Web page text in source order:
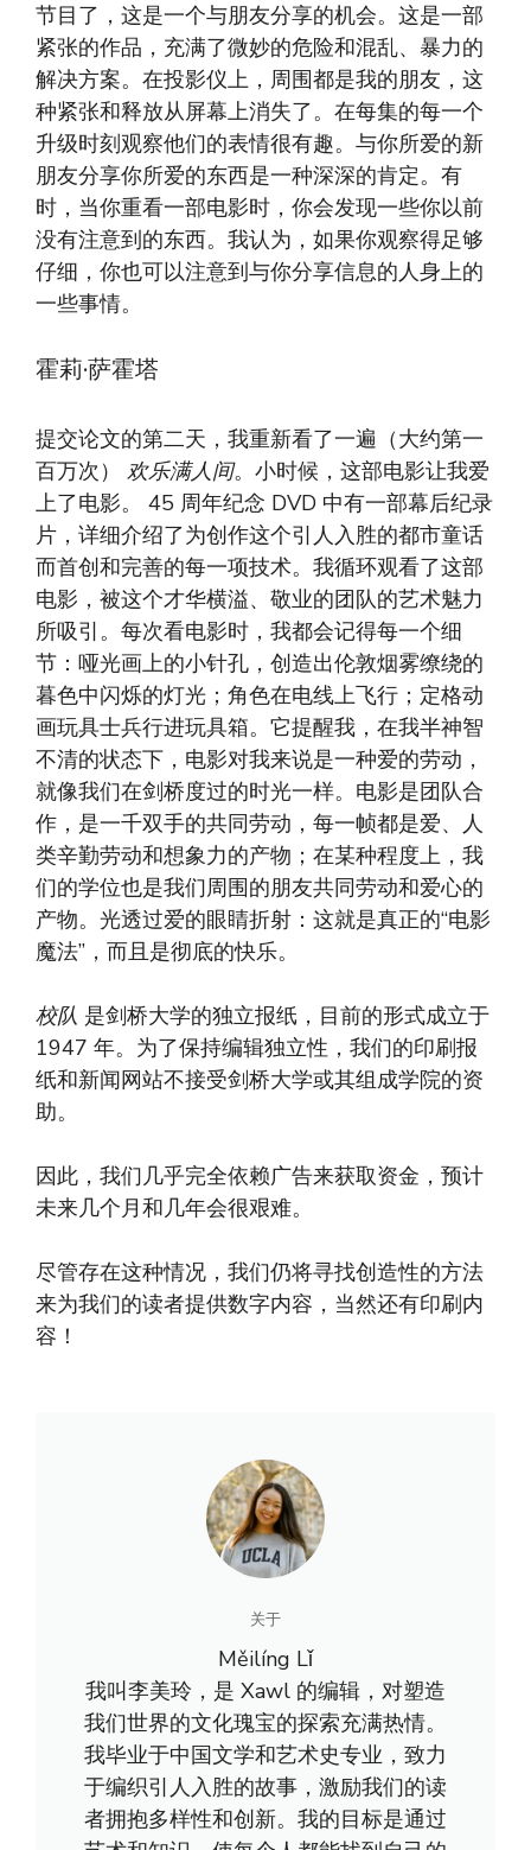
节目了，这是一个与朋友分享的机会。这是一部
紧张的作品，充满了微妙的危险和混乱、暴力的
解决方案。在投影仪上，周围都是我的朋友，这
种紧张和释放从屏幕上消失了。在每集的每一个
升级时刻观察他们的表情很有趣。与你所爱的新
朋友分享你所爱的东西是一种深深的肯定。有
时，当你重看一部电影时，你会发现一些你以前
没有注意到的东西。我认为，如果你观察得足够
仔细，你也可以注意到与你分享信息的人身上的
一些事情。
霍莉·萨霍塔
提交论文的第二天，我重新看了一遍（大约第一
百万次） 欢乐满人间。小时候，这部电影让我爱
上了电影。 45 周年纪念 DVD 中有一部幕后纪录
片，详细介绍了为创作这个引人入胜的都市童话
而首创和完善的每一项技术。我循环观看了这部
电影，被这个才华横溢、敬业的团队的艺术魅力
所吸引。每次看电影时，我都会记得每一个细
节：哑光画上的小针孔，创造出伦敦烟雾缭绕的
暮色中闪烁的灯光；角色在电线上飞行；定格动
画玩具士兵行进玩具箱。它提醒我，在我半神智
不清的状态下，电影对我来说是一种爱的劳动，
就像我们在剑桥度过的时光一样。电影是团队合
作，是一千双手的共同劳动，每一帧都是爱、人
类辛勤劳动和想象力的产物；在某种程度上，我
们的学位也是我们周围的朋友共同劳动和爱心的
产物。光透过爱的眼睛折射：这就是真正的“电影
魔法”，而且是彻底的快乐。
校队 是剑桥大学的独立报纸，目前的形式成立于
1947 年。为了保持编辑独立性，我们的印刷报
纸和新闻网站不接受剑桥大学或其组成学院的资
助。
因此，我们几乎完全依赖广告来获取资金，预计
未来几个月和几年会很艰难。
尽管存在这种情况，我们仍将寻找创造性的方法
来为我们的读者提供数字内容，当然还有印刷内
容！
关于
Měilíng Lǐ
我叫李美玲，是 Xawl 的编辑，对塑造
我们世界的文化瑰宝的探索充满热情。
我毕业于中国文学和艺术史专业，致力
于编织引人入胜的故事，激励我们的读
者拥抱多样性和创新。我的目标是通过